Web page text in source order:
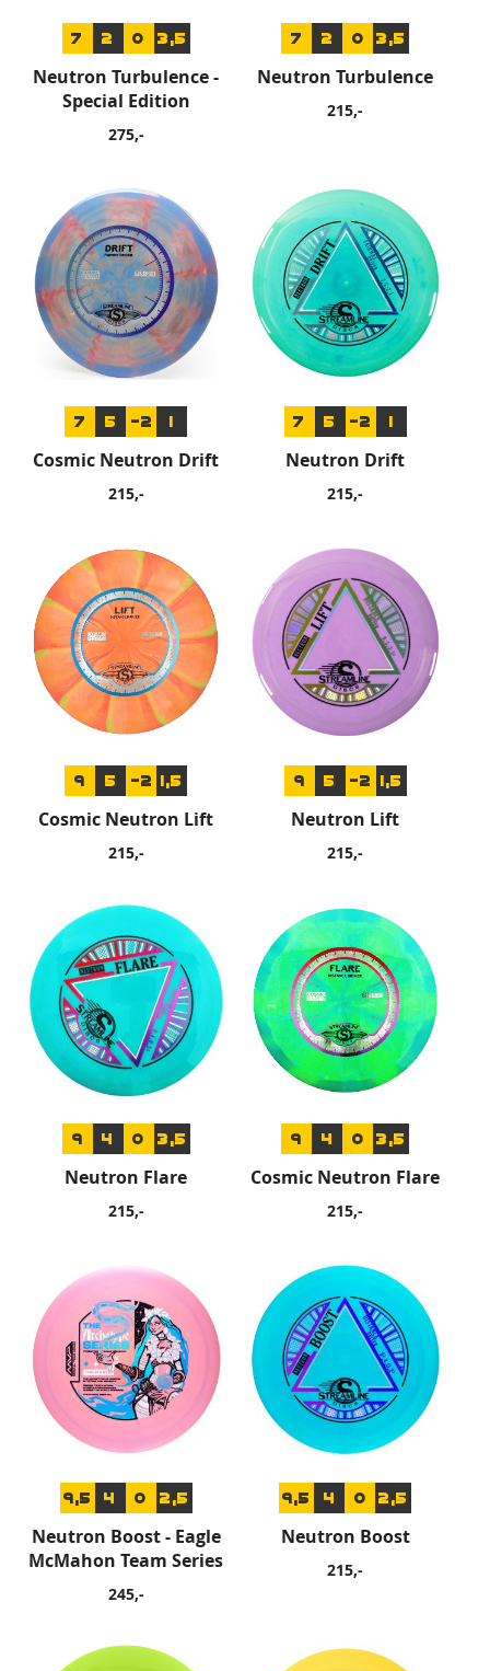
7 2 0 3,5
Neutron Turbulence -
Special Edition
275,-
7 2 0 3,5
Neutron Turbulence
215,-
7 5 -2 1
Cosmic Neutron Drift
215,-
7 5 -2 1
Neutron Drift
215,-
9 5 -2 1,5
Cosmic Neutron Lift
215,-
9 5 -2 1,5
Neutron Lift
215,-
9 4 0 3,5
Neutron Flare
215,-
9 4 0 3,5
Cosmic Neutron Flare
215,-
9,5 4 0 2,5
Neutron Boost - Eagle
McMahon Team Series
245,-
9,5 4 0 2,5
Neutron Boost
215,-